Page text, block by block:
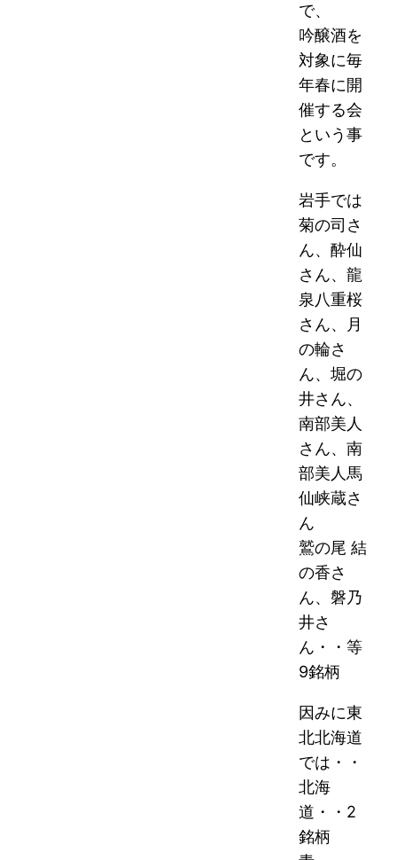
で、
吟醸酒を
対象に毎
年春に開
催する会
という事
です。
岩手では
菊の司さ
ん、酔仙
さん、龍
泉八重桜
さん、月
の輪さ
ん、堀の
井さん、
南部美人
さん、南
部美人馬
仙峡蔵さ
ん
鷲の尾 結
の香さ
ん、磐乃
井さ
ん・・等
9銘柄
因みに東
北北海道
では・・
北海
道・・2
銘柄